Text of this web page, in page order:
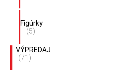
Figúrky
(5)
VÝPREDAJ
(71)